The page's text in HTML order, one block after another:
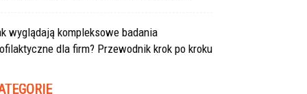
wyglądają kompleksowe badania
dla firm? Przewodnik krok po kroku